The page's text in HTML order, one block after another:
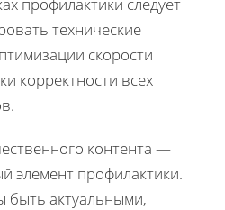
технические
скорости
корректности всех
контента —
элемент профилактики.
быть актуальными,